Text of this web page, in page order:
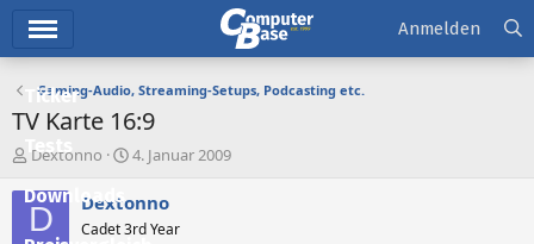
Ticker
Tests
Downloads
Anmelden
Gaming-Audio, Streaming-Setups, Podcasting etc.
TV Karte 16:9
E
s
e
Dextonno
E
s
e
4. Januar 2009
D Dextonno
Cadet 3rd Year